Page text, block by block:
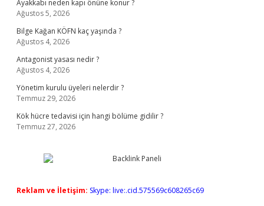
Ayakkabı neden kapı önüne konur ?
Ağustos 5, 2026
Bilge Kağan KÖFN kaç yaşında ?
Ağustos 4, 2026
Antagonist yasası nedir ?
Ağustos 4, 2026
Yönetim kurulu üyeleri nelerdir ?
Temmuz 29, 2026
Kök hücre tedavisi için hangi bölüme gidilir ?
Temmuz 27, 2026
Reklam ve İletişim: Skype: live:.cid.575569c608265c69